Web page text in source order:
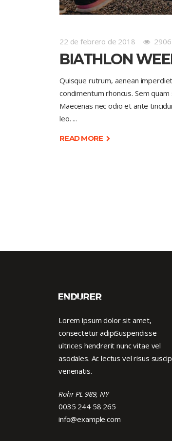
22 de febrero de 2018 2906
BIATHLON
Quisque rutrum, aenean
condimentum rhoncus. Sem
Maecenas nec odio et ante
leo.
READ MORE
Lorem ipsum dolor sit amet,
consectetur adipiSuspendisse
ultrices hendrerit nunc vitae vel
asodales. Ac lectus vel risus
venenatis.
Rohr PL 989, NY
0035 244 58 265
info@example.com